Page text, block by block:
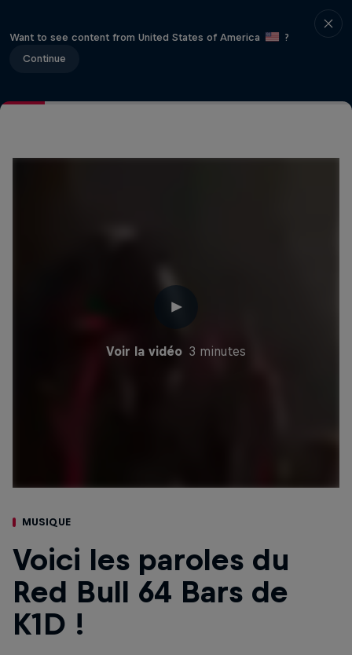
Want to see content from United States of America
?
Continue
Voir la vidéo 3 minutes
MUSIQUE
Voici les paroles du
Red Bull 64 Bars de
K1D !